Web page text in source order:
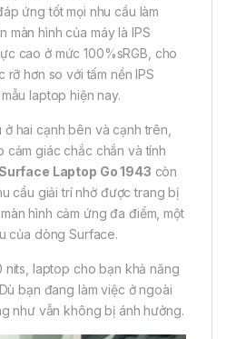
ứng tốt mọi nhu cầu làm
màn hình của máy là IPS
cao ở mức 100%sRGB, cho
hơn so với tấm nền IPS
laptop hiện nay.
hai cạnh bên và cạnh trên,
cảm giác chắc chắn và tính
Laptop Go 1943 còn
cầu giải trí nhờ được trang bị
hình cảm ứng đa điểm, một
của dòng Surface.
laptop cho bạn khả năng
bạn đang làm việc ở ngoài
như vẫn không bị ánh hưởng.